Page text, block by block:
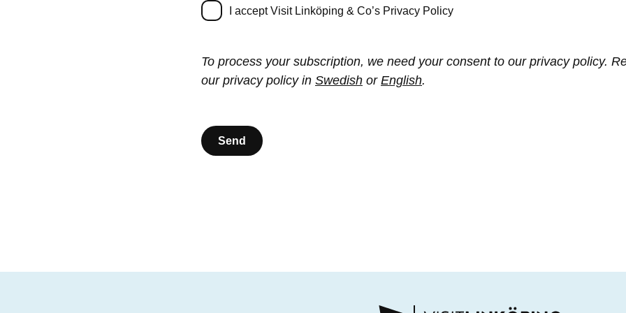
I accept Visit Linköping & Co’s Privacy Policy
To process your subscription, we need your consent to our privacy policy.
our privacy policy in Swedish or English.
Send